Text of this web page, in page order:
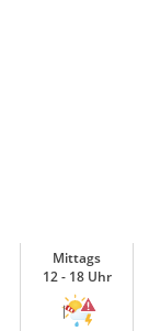
Mittags
12 - 18 Uhr